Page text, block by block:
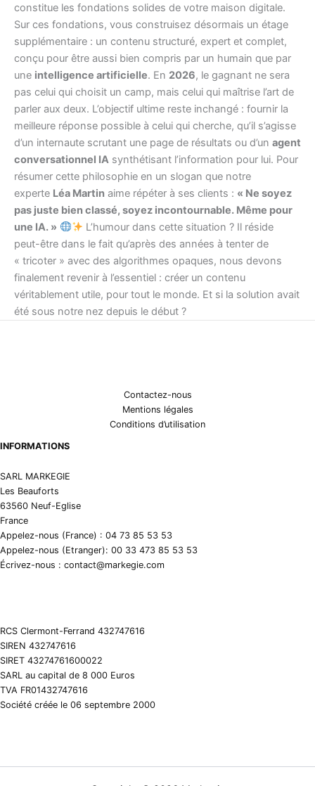
constitue les fondations solides de votre maison digitale.
Sur ces fondations, vous construisez désormais un étage
supplémentaire : un contenu structuré, expert et complet,
conçu pour être aussi bien compris par un humain que par
une intelligence artificielle. En 2026, le gagnant ne sera
pas celui qui choisit un camp, mais celui qui maîtrise l’art de
parler aux deux. L’objectif ultime reste inchangé : fournir la
meilleure réponse possible à celui qui cherche, qu’il s’agisse
d’un internaute scrutant une page de résultats ou d’un agent
conversationnel IA synthétisant l’information pour lui. Pour
résumer cette philosophie en un slogan que notre
experte Léa Martin aime répéter à ses clients : « Ne soyez
pas juste bien classé, soyez incontournable. Même pour
une IA. »
L’humour dans cette situation ? Il réside
peut-être dans le fait qu’après des années à tenter de
« tricoter » avec des algorithmes opaques, nous devons
finalement revenir à l’essentiel : créer un contenu
véritablement utile, pour tout le monde. Et si la solution avait
été sous notre nez depuis le début ?
Contactez-nous
Mentions légales
Conditions d’utilisation
INFORMATIONS
SARL MARKEGIE
Les Beauforts
63560 Neuf-Eglise
France
Appelez-nous (France) : 04 73 85 53 53
Appelez-nous (Etranger): 00 33 473 85 53 53
Écrivez-nous : contact@markegie.com
RCS Clermont-Ferrand 432747616
SIREN 432747616
SIRET 43274761600022
SARL au capital de 8 000 Euros
TVA FR01432747616
Société créée le 06 septembre 2000